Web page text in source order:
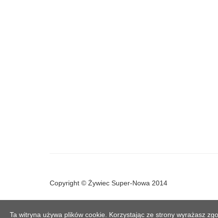
Copyright © Żywiec Super-Nowa 2014
Ta witryna używa plików cookie. Korzystając ze strony wyrażasz